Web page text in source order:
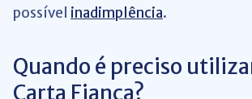
possível inadimplência.
Quando é preciso
Carta Fiança?